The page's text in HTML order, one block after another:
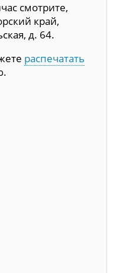
смотрите,
край,
д. 64.
распечатать